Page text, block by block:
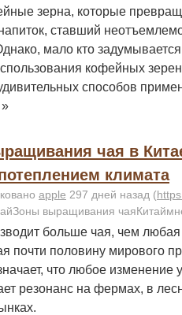
зерна, которые
ставший
мало кто
кофейных
способов
»
чая в
климата
apple 297 дней назад (
выращивания
больше чая, чем любая
почти половину мирового
что любое
резонанс на фермах, в